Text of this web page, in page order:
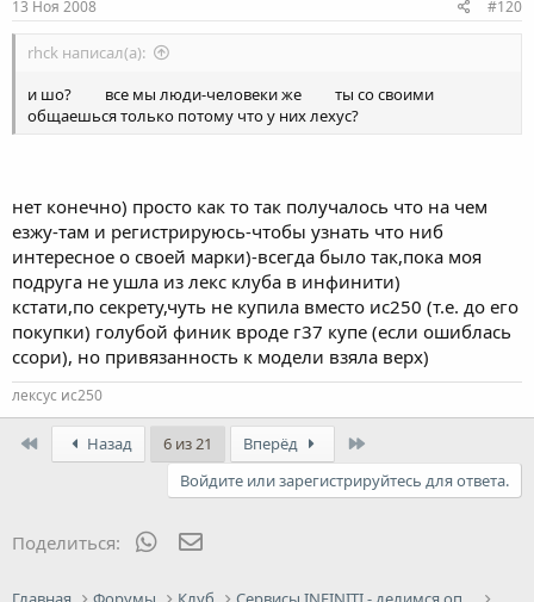
13 Ноя 2008 #120
rhck написал(а):
и шо?
все мы люди-человеки же
ты со своими
общаешься только потому что у них лехус?
нет конечно) просто как то так получалось что на чем
езжу-там и регистрируюсь-чтобы узнать что ниб
интересное о своей марки)-всегда было так,пока моя
подруга не ушла из лекс клуба в инфинити)
кстати,по секрету,чуть не купила вместо ис250 (т.е. до его
покупки) голубой финик вроде г37 купе (если ошиблась
ссори), но привязанность к модели взяла верх)
лексус ис250
Назад 6 из 21 Вперёд
Войдите или зарегистрируйтесь для ответа.
Поделиться: WhatsApp